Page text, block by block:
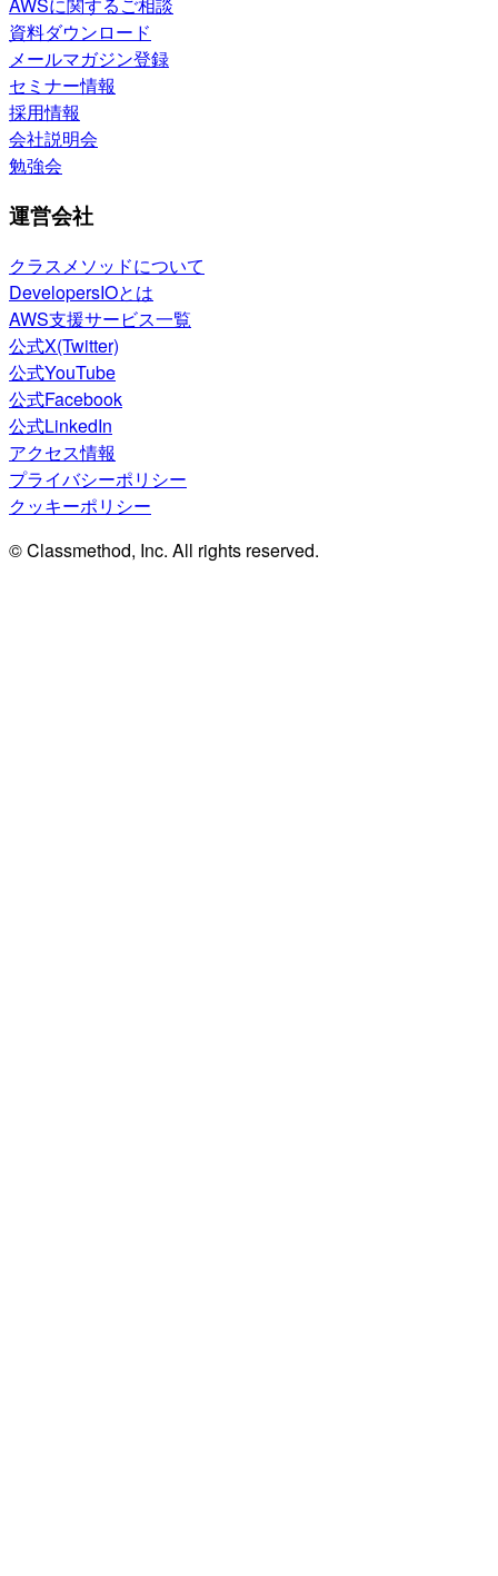
AWSに関するご相談
資料ダウンロード
メールマガジン登録
セミナー情報
採用情報
会社説明会
勉強会
運営会社
クラスメソッドについて
DevelopersIOとは
AWS支援サービス一覧
公式X(Twitter)
公式YouTube
公式Facebook
公式LinkedIn
アクセス情報
プライバシーポリシー
クッキーポリシー
© Classmethod, Inc. All rights reserved.